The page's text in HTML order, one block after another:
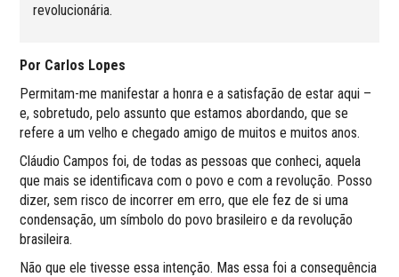
revolucionária.
Por Carlos Lopes
Permitam-me manifestar a honra e a satisfação de estar aqui –
e, sobretudo, pelo assunto que estamos abordando, que se
refere a um velho e chegado amigo de muitos e muitos anos.
Cláudio Campos foi, de todas as pessoas que conheci, aquela
que mais se identificava com o povo e com a revolução. Posso
dizer, sem risco de incorrer em erro, que ele fez de si uma
condensação, um símbolo do povo brasileiro e da revolução
brasileira.
Não que ele tivesse essa intenção. Mas essa foi a consequência